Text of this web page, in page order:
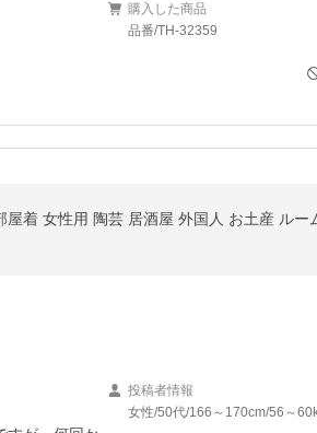
購入した商品
品番/TH-32359
投稿者情報
女性/50代/166～170cm/56～